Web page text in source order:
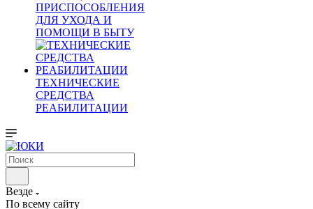
ПРИСПОСОБЛЕНИЯ
ДЛЯ УХОДА И
ПОМОЩИ В БЫТУ
ТЕХНИЧЕСКИЕ
СРЕДСТВА
РЕАБИЛИТАЦИИ
Везде
По всему сайту